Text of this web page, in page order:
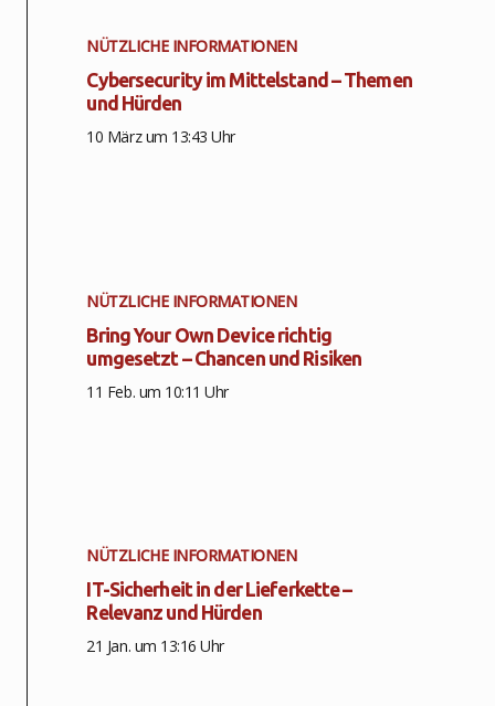
NÜTZLICHE INFORMATIONEN
Cybersecurity im Mittelstand – Themen
und Hürden
10 März um 13:43 Uhr
NÜTZLICHE INFORMATIONEN
Bring Your Own Device richtig
umgesetzt – Chancen und Risiken
11 Feb. um 10:11 Uhr
NÜTZLICHE INFORMATIONEN
IT-Sicherheit in der Lieferkette –
Relevanz und Hürden
21 Jan. um 13:16 Uhr